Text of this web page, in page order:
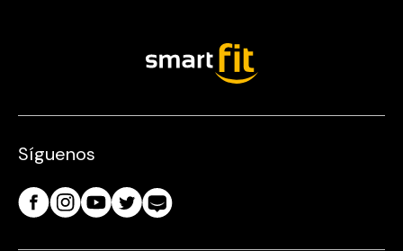
Síguenos